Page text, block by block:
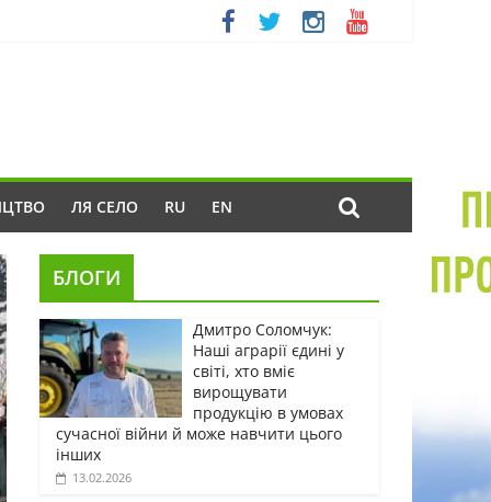
ЛЯ СЕЛО RU EN
БЛОГИ
Дмитро Соломчук:
Наші аграрії єдині у
світі, хто вміє
вирощувати
продукцію в умовах
сучасної війни й може навчити цього
інших
13.02.2026